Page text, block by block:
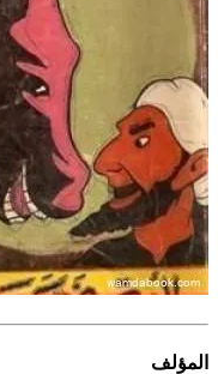
المؤلف